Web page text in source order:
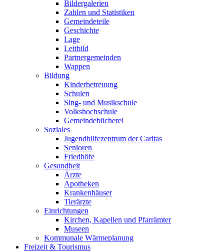
Bildergalerien
Zahlen und Statistiken
Gemeindeteile
Geschichte
Lage
Leitbild
Partnergemeinden
Wappen
Bildung
Kinderbetreuung
Schulen
Sing- und Musikschule
Volkshochschule
Gemeindebücherei
Soziales
Jugendhilfezentrum der Caritas
Senioren
Friedhöfe
Gesundheit
Ärzte
Apotheken
Krankenhäuser
Tierärzte
Einrichtungen
Kirchen, Kapellen und Pfarrämter
Museen
Kommunale Wärmeplanung
Freizeit & Tourismus